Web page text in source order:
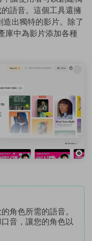
語音。這個工具還擁
出獨特的影片。除了
庫中為影片添加各種
角色所需的語音。
音，讓您的角色以